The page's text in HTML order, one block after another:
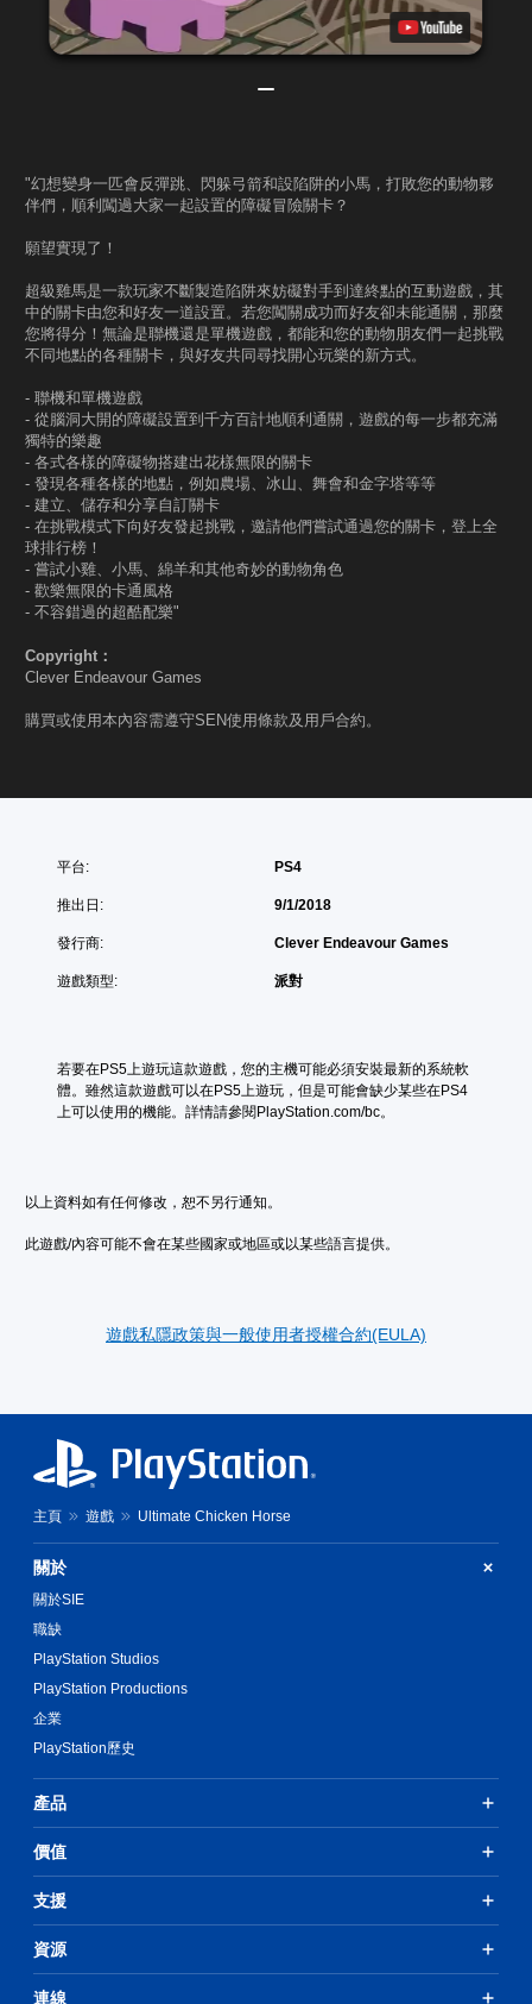
"幻想變身一匹會反彈跳、閃躲弓箭和設陷阱的小馬，打敗您的動物夥
伴們，順利闖過大家一起設置的障礙冒險關卡？
願望實現了！
超級雞馬是一款玩家不斷製造陷阱來妨礙對手到達終點的互動遊戲，其
中的關卡由您和好友一道設置。若您闖關成功而好友卻未能通關，那麼
您將得分！無論是聯機還是單機遊戲，都能和您的動物朋友們一起挑戰
不同地點的各種關卡，與好友共同尋找開心玩樂的新方式。
- 聯機和單機遊戲
- 從腦洞大開的障礙設置到千方百計地順利通關，遊戲的每一步都充滿
獨特的樂趣
- 各式各樣的障礙物搭建出花樣無限的關卡
- 發現各種各樣的地點，例如農場、冰山、舞會和金字塔等等
- 建立、儲存和分享自訂關卡
- 在挑戰模式下向好友發起挑戰，邀請他們嘗試通過您的關卡，登上全
球排行榜！
- 嘗試小雞、小馬、綿羊和其他奇妙的動物角色
- 歡樂無限的卡通風格
- 不容錯過的超酷配樂"
Copyright：
Clever Endeavour Games
購買或使用本內容需遵守SEN使用條款及用戶合約。
平台: PS4
推出日: 9/1/2018
發行商: Clever Endeavour Games
遊戲類型: 派對
若要在PS5上遊玩這款遊戲，您的主機可能必須安裝最新的系統軟
體。雖然這款遊戲可以在PS5上遊玩，但是可能會缺少某些在PS4
上可以使用的機能。詳情請參閱PlayStation.com/bc。
以上資料如有任何修改，恕不另行通知。
此遊戲/內容可能不會在某些國家或地區或以某些語言提供。
遊戲私隱政策與一般使用者授權合約(EULA)
主頁 遊戲 Ultimate Chicken Horse
關於
關於SIE
職缺
PlayStation Studios
PlayStation Productions
企業
PlayStation歷史
產品
價值
支援
資源
連線